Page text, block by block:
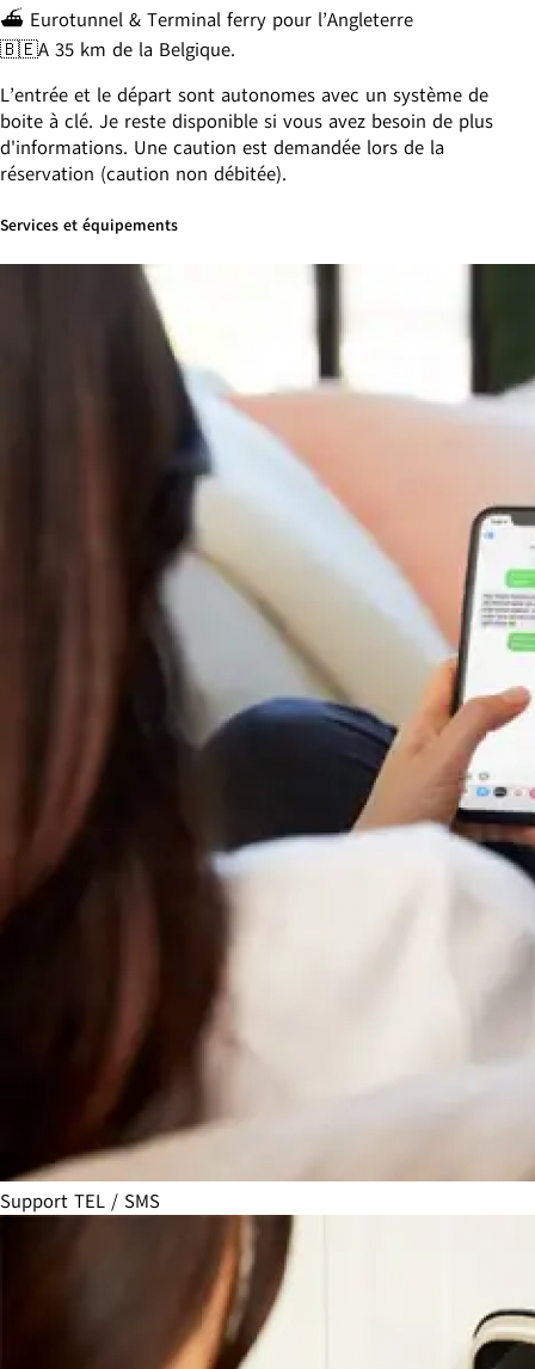
⛴️ Eurotunnel & Terminal ferry pour l’Angleterre
🇧🇪A 35 km de la Belgique.
L’entrée et le départ sont autonomes avec un système de
boite à clé. Je reste disponible si vous avez besoin de plus
d'informations. Une caution est demandée lors de la
réservation (caution non débitée).
Services et équipements
Support TEL / SMS